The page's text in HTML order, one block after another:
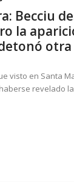
Becciu
la
visto en Santa
revelado